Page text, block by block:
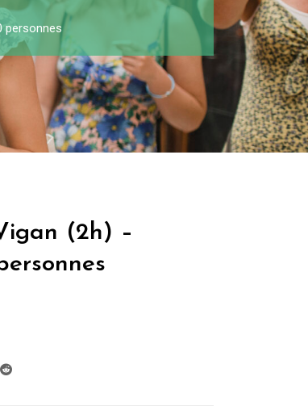
personnes
(2h) –